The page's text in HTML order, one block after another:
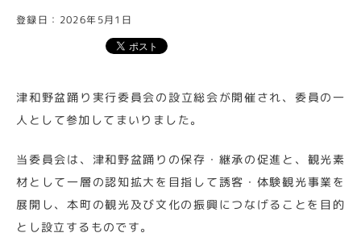
登録日：2026年5月1日
津和野盆踊り実行委員会の設立総会が開催され、委員の一
人として参加してまいりました。
当委員会は、津和野盆踊りの保存・継承の促進と、観光素
材として一層の認知拡大を目指して誘客・体験観光事業を
展開し、本町の観光及び文化の振興につなげることを目的
とし設立するものです。